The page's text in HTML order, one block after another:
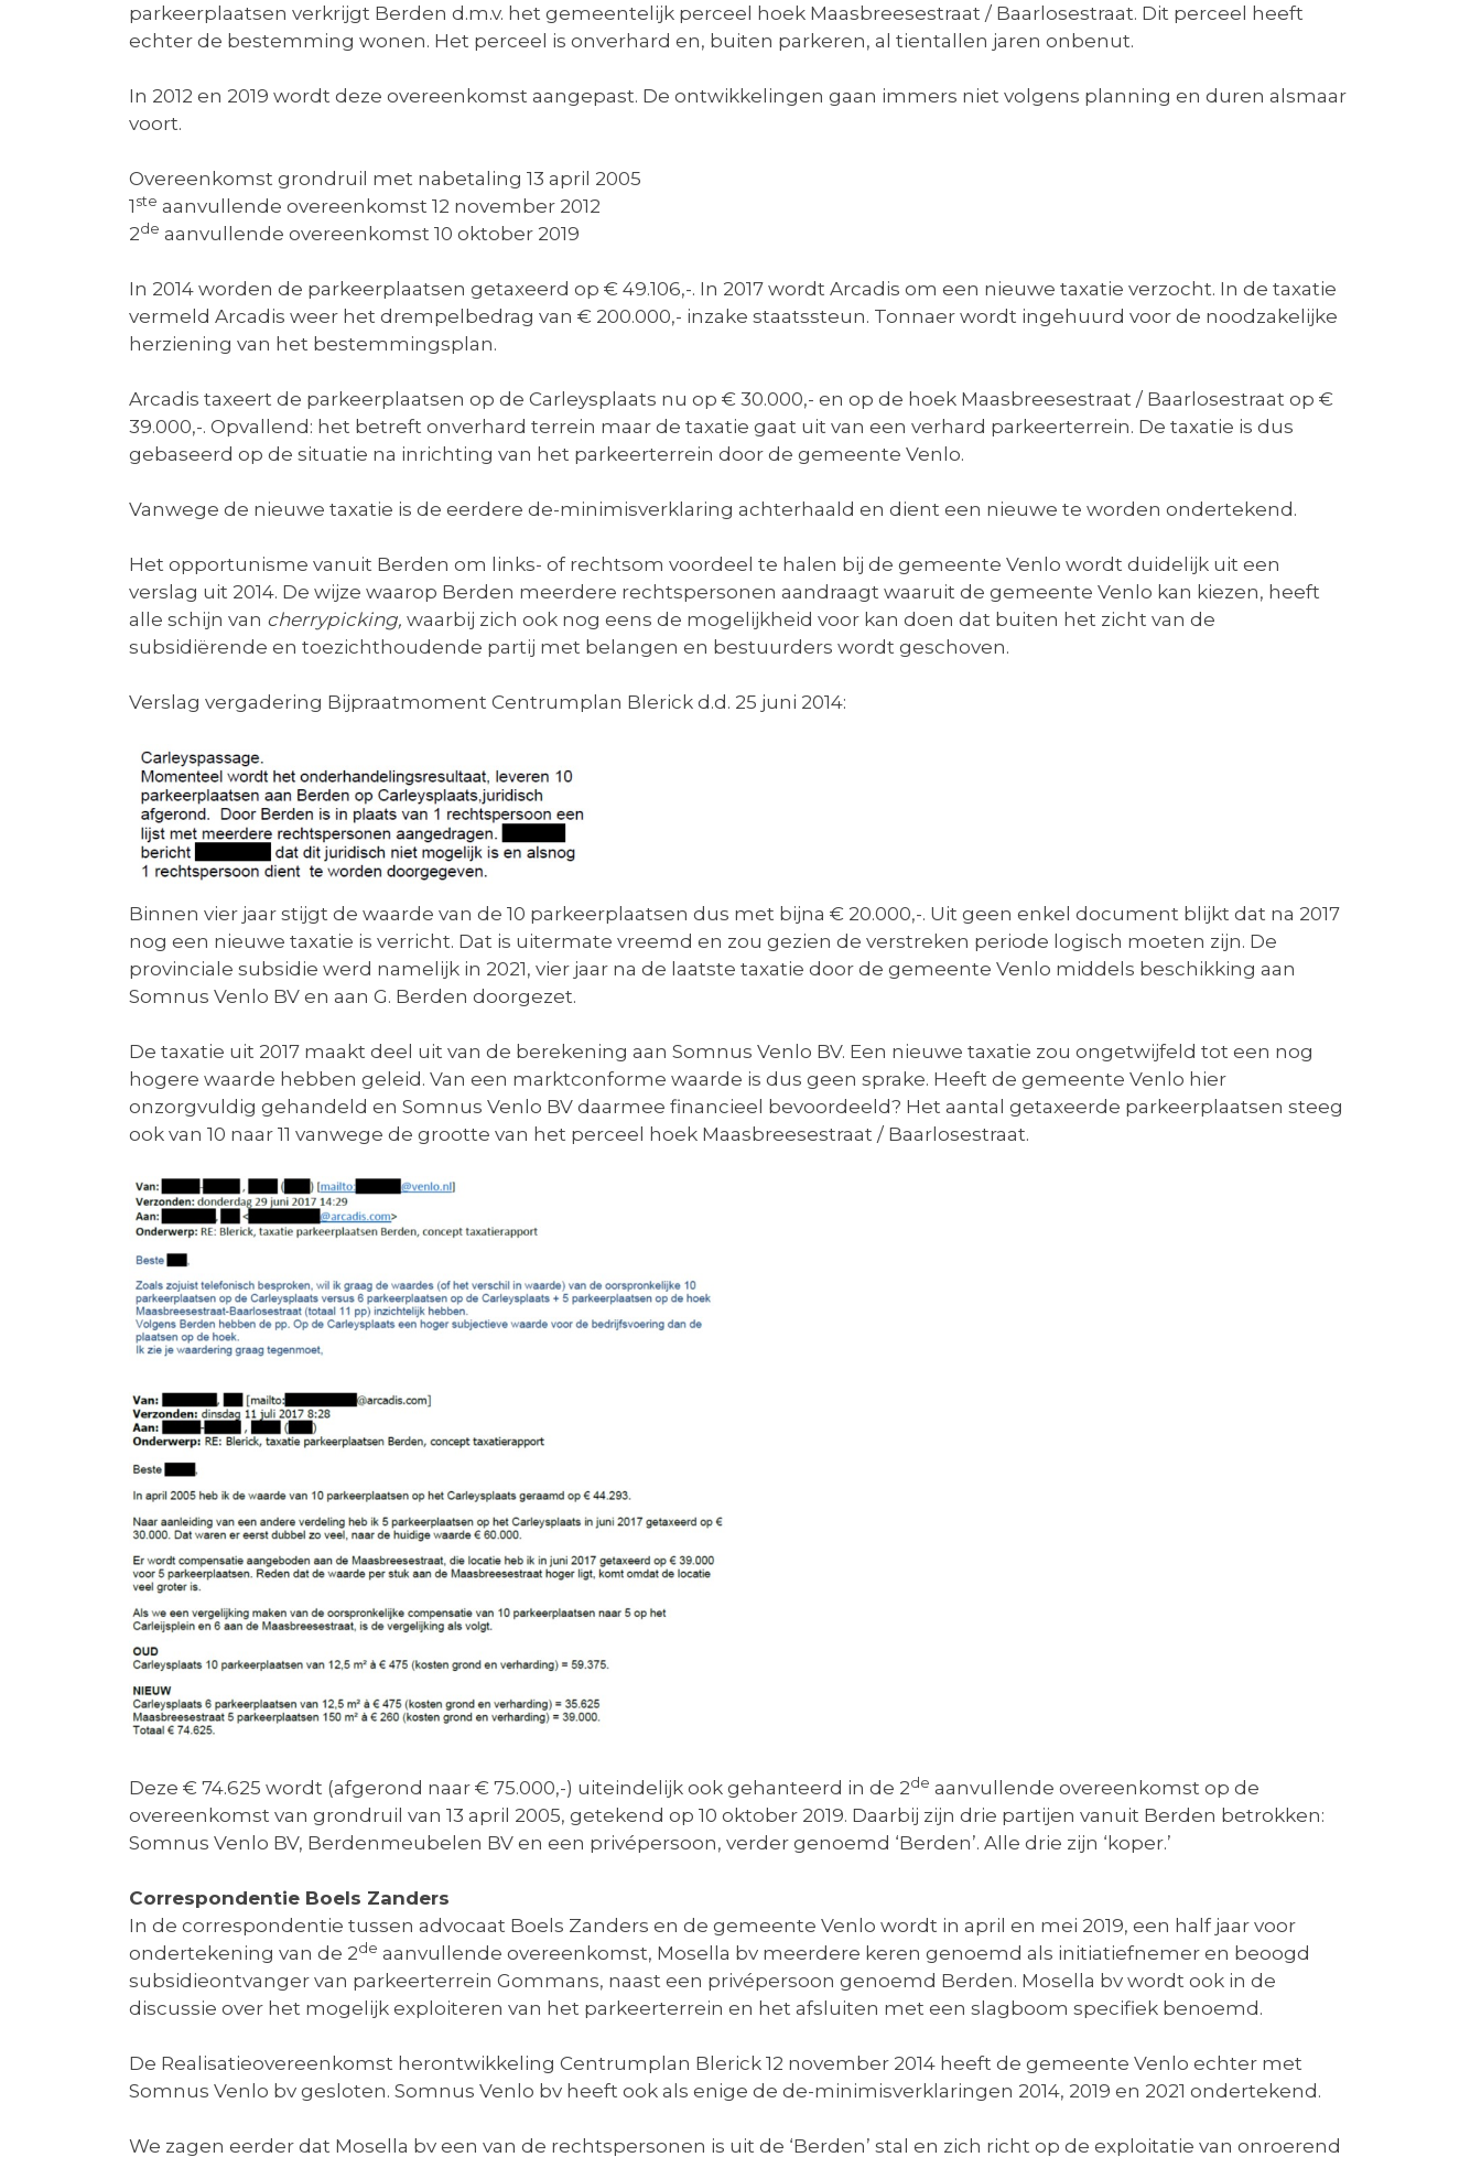
parkeerplaatsen verkrijgt Berden d.m.v. het gemeentelijk perceel hoek Maasbreesestraat / Baarlosestraat. Dit perceel heeft
echter de bestemming wonen. Het perceel is onverhard en, buiten parkeren, al tientallen jaren onbenut.
In 2012 en 2019 wordt deze overeenkomst aangepast. De ontwikkelingen gaan immers niet volgens planning en duren alsmaar
voort.
Overeenkomst grondruil met nabetaling 13 april 2005
1 ste aanvullende overeenkomst 12 november 2012
2de aanvullende overeenkomst 10 oktober 2019
In 2014 worden de parkeerplaatsen getaxeerd op € 49.106,-. In 2017 wordt Arcadis om een nieuwe taxatie verzocht. In de taxatie
vermeld Arcadis weer het drempelbedrag van € 200.000,- inzake staatssteun. Tonnaer wordt ingehuurd voor de noodzakelijke
herziening van het bestemmingsplan.
Arcadis taxeert de parkeerplaatsen op de Carleysplaats nu op € 30.000,- en op de hoek Maasbreesestraat / Baarlosestraat op €
39.000,-. Opvallend: het betreft onverhard terrein maar de taxatie gaat uit van een verhard parkeerterrein. De taxatie is dus
gebaseerd op de situatie na inrichting van het parkeerterrein door de gemeente Venlo.
Vanwege de nieuwe taxatie is de eerdere de-minimisverklaring achterhaald en dient een nieuwe te worden ondertekend.
Het opportunisme vanuit Berden om links- of rechtsom voordeel te halen bij de gemeente Venlo wordt duidelijk uit een
verslag uit 2014. De wijze waarop Berden meerdere rechtspersonen aandraagt waaruit de gemeente Venlo kan kiezen, heeft
alle schijn van cherrypicking, waarbij zich ook nog eens de mogelijkheid voor kan doen dat buiten het zicht van de
subsidiërende en toezichthoudende partij met belangen en bestuurders wordt geschoven.
Verslag vergadering Bijpraatmoment Centrumplan Blerick d.d. 25 juni 2014:
Binnen vier jaar stijgt de waarde van de 10 parkeerplaatsen dus met bijna € 20.000,-. Uit geen enkel document blijkt dat na 2017
nog een nieuwe taxatie is verricht. Dat is uitermate vreemd en zou gezien de verstreken periode logisch moeten zijn. De
provinciale subsidie werd namelijk in 2021, vier jaar na de laatste taxatie door de gemeente Venlo middels beschikking aan
Somnus Venlo BV en aan G. Berden doorgezet.
De taxatie uit 2017 maakt deel uit van de berekening aan Somnus Venlo BV. Een nieuwe taxatie zou ongetwijfeld tot een nog
hogere waarde hebben geleid. Van een marktconforme waarde is dus geen sprake. Heeft de gemeente Venlo hier
onzorgvuldig gehandeld en Somnus Venlo BV daarmee financieel bevoordeeld? Het aantal getaxeerde parkeerplaatsen steeg
ook van 10 naar 11 vanwege de grootte van het perceel hoek Maasbreesestraat / Baarlosestraat.
Deze € 74.625 wordt (afgerond naar € 75.000,-) uiteindelijk ook gehanteerd in de 2de aanvullende overeenkomst op de
overeenkomst van grondruil van 13 april 2005, getekend op 10 oktober 2019. Daarbij zijn drie partijen vanuit Berden betrokken:
Somnus Venlo BV, Berdenmeubelen BV en een privépersoon, verder genoemd ‘Berden’. Alle drie zijn ‘koper.’
Correspondentie Boels Zanders
In de correspondentie tussen advocaat Boels Zanders en de gemeente Venlo wordt in april en mei 2019, een half jaar voor
ondertekening van de 2de aanvullende overeenkomst, Mosella bv meerdere keren genoemd als initiatiefnemer en beoogd
subsidieontvanger van parkeerterrein Gommans, naast een privépersoon genoemd Berden. Mosella bv wordt ook in de
discussie over het mogelijk exploiteren van het parkeerterrein en het afsluiten met een slagboom specifiek benoemd.
De Realisatieovereenkomst herontwikkeling Centrumplan Blerick 12 november 2014 heeft de gemeente Venlo echter met
Somnus Venlo bv gesloten. Somnus Venlo bv heeft ook als enige de de-minimisverklaringen 2014, 2019 en 2021 ondertekend.
We zagen eerder dat Mosella bv een van de rechtspersonen is uit de ‘Berden’ stal en zich richt op de exploitatie van onroerend